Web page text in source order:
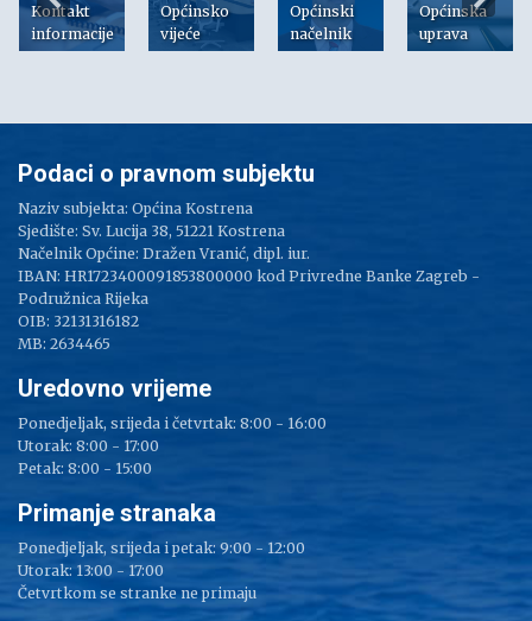
Kontakt
informacije
Općinsko
vijeće
Općinski
načelnik
Općinska
uprava
Podaci o pravnom subjektu
Naziv subjekta: Općina Kostrena
Sjedište: Sv. Lucija 38, 51221 Kostrena
Načelnik Općine: Dražen Vranić, dipl. iur.
IBAN: HR1723400091853800000 kod Privredne Banke Zagreb -
Podružnica Rijeka
OIB: 32131316182
MB: 2634465
Uredovno vrijeme
Ponedjeljak, srijeda i četvrtak: 8:00 - 16:00
Utorak: 8:00 - 17:00
Petak: 8:00 - 15:00
Primanje stranaka
Ponedjeljak, srijeda i petak: 9:00 - 12:00
Utorak: 13:00 - 17:00
Četvrtkom se stranke ne primaju